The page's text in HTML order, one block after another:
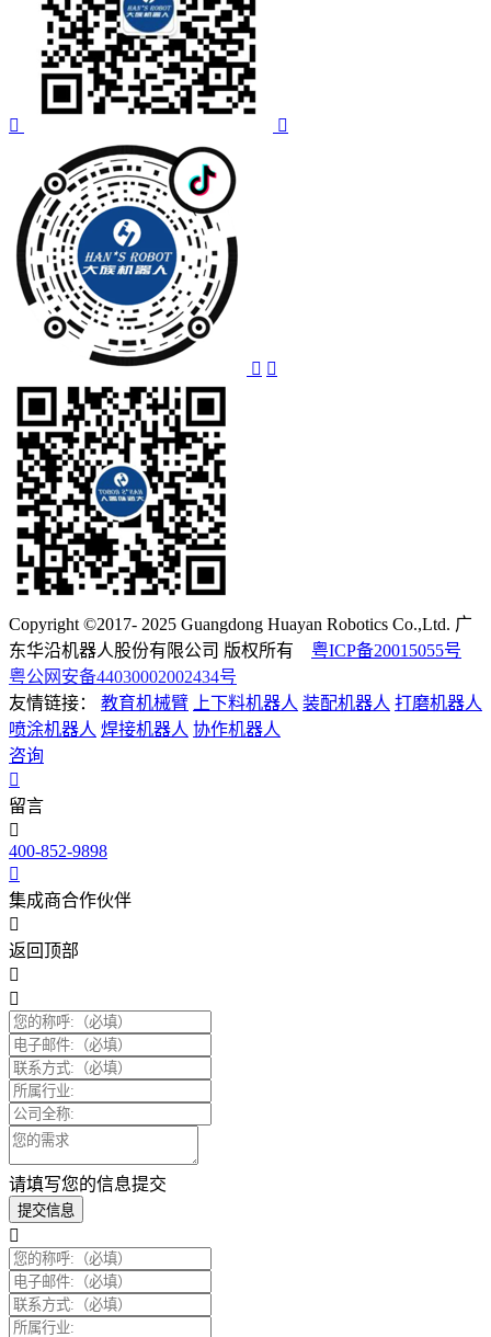
Copyright ©2017- 2025 Guangdong Huayan Robotics Co.,Ltd. 广
东华沿机器人股份有限公司 版权所有 粤ICP备20015055号
粤公网安备44030002002434号
友情链接：
教育机械臂 上下料机器人 装配机器人 打磨机器人
喷涂机器人 焊接机器人 协作机器人
咨询
留言
400-852-9898
集成商合作伙伴
返回顶部
请填写您的信息提交
提交信息